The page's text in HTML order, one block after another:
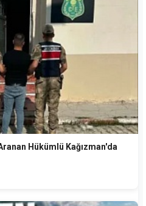
Hükümlü Kağızman'da